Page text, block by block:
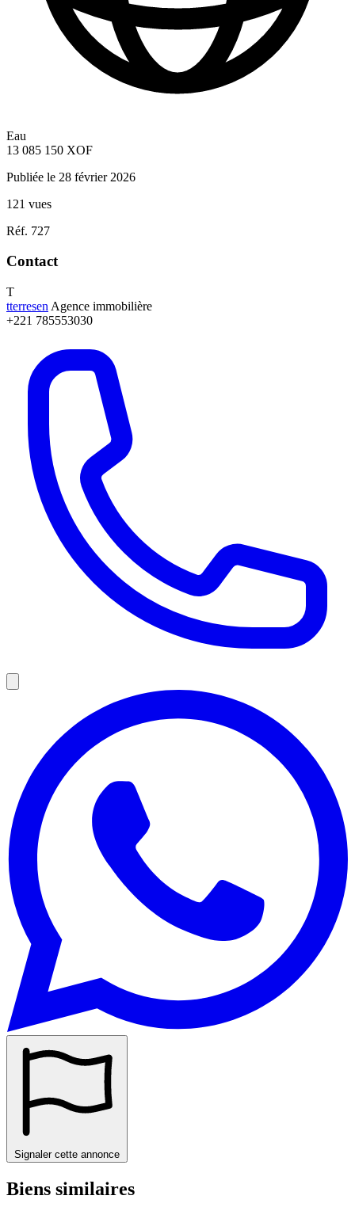
Eau
13 085 150 XOF
Publiée le 28 février 2026
121 vues
Réf. 727
Contact
T
tterresen Agence immobilière
+221 785553030
Signaler cette annonce
Biens similaires